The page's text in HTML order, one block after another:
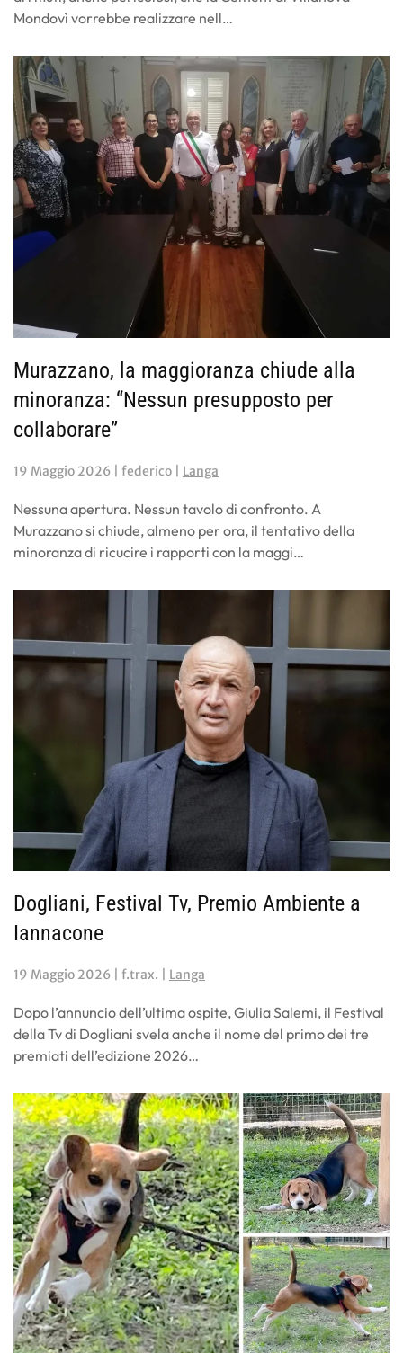
Mondovì vorrebbe realizzare nell…
Murazzano, la maggioranza chiude alla
minoranza: “Nessun presupposto per
collaborare”
19 Maggio 2026 | federico | Langa
Nessuna apertura. Nessun tavolo di confronto. A
Murazzano si chiude, almeno per ora, il tentativo della
minoranza di ricucire i rapporti con la maggi…
Dogliani, Festival Tv, Premio Ambiente a
Iannacone
19 Maggio 2026 | f.trax. | Langa
Dopo l’annuncio dell’ultima ospite, Giulia Salemi, il Festival
della Tv di Dogliani svela anche il nome del primo dei tre
premiati dell’edizione 2026…